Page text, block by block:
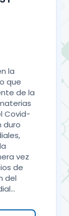
la
que
de la
Covid-
duro
vez
de
del